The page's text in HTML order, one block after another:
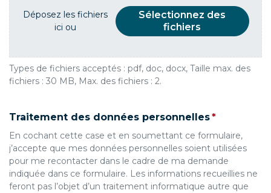
Déposez les fichiers
ici ou
Sélectionnez des
fichiers
Types de fichiers acceptés : pdf, doc, docx, Taille max. des
fichiers : 30 MB, Max. des fichiers : 2.
Traitement des données personnelles*
En cochant cette case et en soumettant ce formulaire,
j’accepte que mes données personnelles soient utilisées
pour me recontacter dans le cadre de ma demande
indiquée dans ce formulaire. Les informations recueillies ne
feront pas l’objet d’un traitement informatique autre que